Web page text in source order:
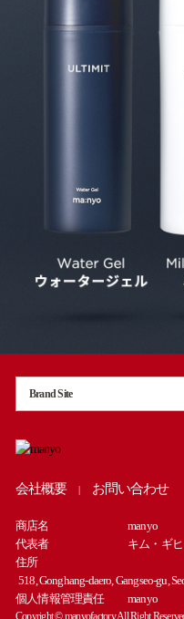
Brand Site
会社概要 | お問い合わせ
商店名
manyo
代表者
キム・ギ
住所
518, Gonghang-daero, Gangseo-gu,
個人情報管理責任
manyo
Copyright © manyofactory All Right